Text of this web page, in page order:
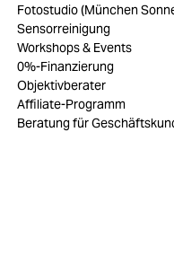
Fotostudio (München
Sensorreinigung
Workshops & Events
0%-Finanzierung
Objektivberater
Affiliate-Programm
Beratung für